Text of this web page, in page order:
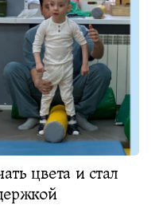
цвета и стал